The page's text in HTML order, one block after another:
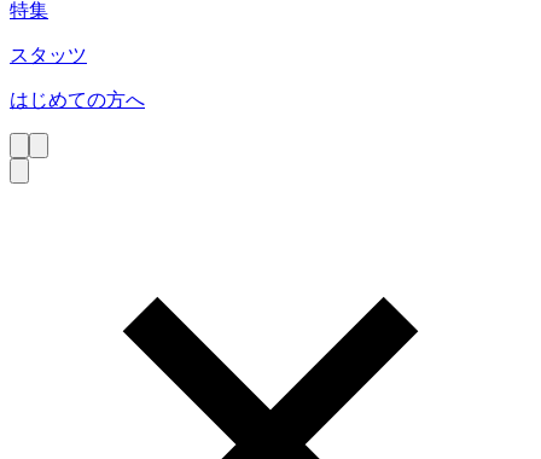
特集
スタッツ
はじめての方へ